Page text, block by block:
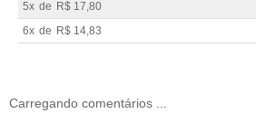
5x de R$ 17,80
6x de R$ 14,83
Carregando comentários ...